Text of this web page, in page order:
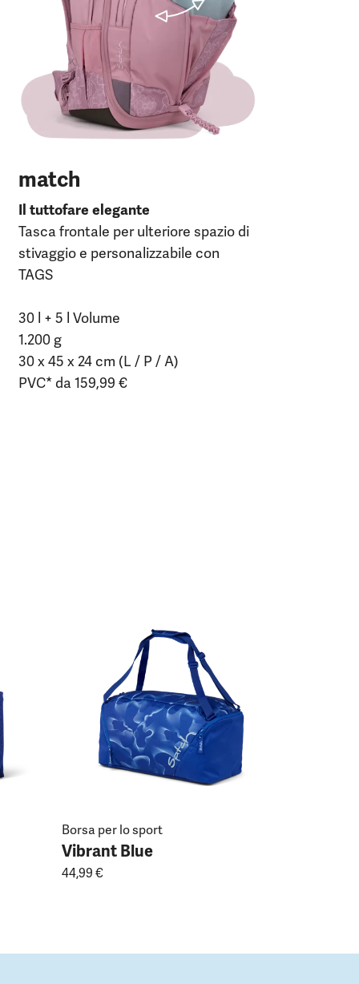
match
Il tuttofare elegante
Tasca frontale per ulteriore spazio di
stivaggio e personalizzabile con
TAGS
30 l + 5 l Volume
1.200 g
30 x 45 x 24 cm (L / P / A)
PVC* da 159,99 €
Borsa per lo sport
Vibrant Blue
44,99 €